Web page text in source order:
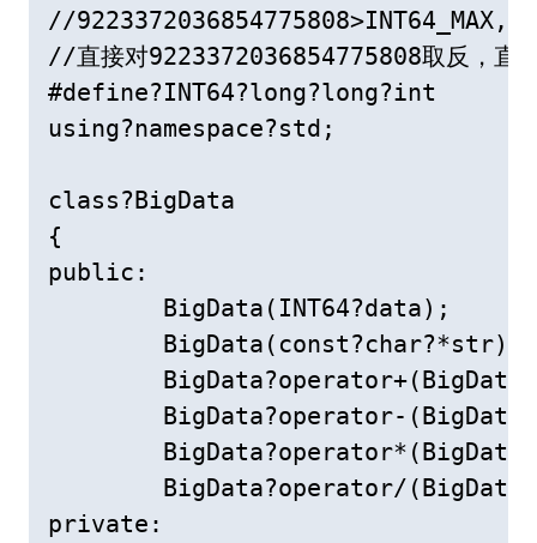
//9223372036854775808>INT64_MAX,
//直接对9223372036854775808取反，直
#define?INT64?long?long?int
using?namespace?std;
class?BigData
{
public:
private: